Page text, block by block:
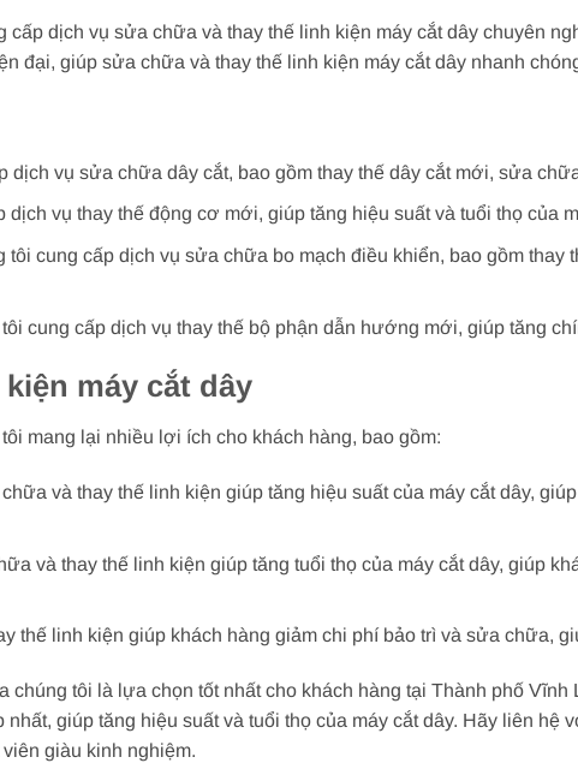
dịch vụ sửa chữa và thay thế linh kiện máy cắt dây chuyên
đại, giúp sửa chữa và thay thế linh kiện máy cắt dây nhanh
dịch vụ sửa chữa dây cắt, bao gồm thay thế dây cắt mới, sửa
vụ thay thế động cơ mới, giúp tăng hiệu suất và tuổi thọ của
cung cấp dịch vụ sửa chữa bo mạch điều khiển, bao gồm
cung cấp dịch vụ thay thế bộ phận dẫn hướng mới, giúp tăng
máy cắt dây
mang lại nhiều lợi ích cho khách hàng, bao gồm:
và thay thế linh kiện giúp tăng hiệu suất của máy cắt dây,
và thay thế linh kiện giúp tăng tuổi thọ của máy cắt dây, giúp
thế linh kiện giúp khách hàng giảm chi phí bảo trì và sửa chữa,
chúng tôi là lựa chọn tốt nhất cho khách hàng tại Thành phố
giúp tăng hiệu suất và tuổi thọ của máy cắt dây. Hãy liên hệ
giàu kinh nghiệm.